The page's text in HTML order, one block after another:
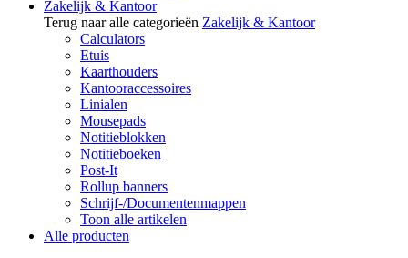
Zakelijk & Kantoor
Terug naar alle categorieën Zakelijk & Kantoor
Calculators
Etuis
Kaarthouders
Kantooraccessoires
Linialen
Mousepads
Notitieblokken
Notitieboeken
Post-It
Rollup banners
Schrijf-/Documentenmappen
Toon alle artikelen
Alle producten